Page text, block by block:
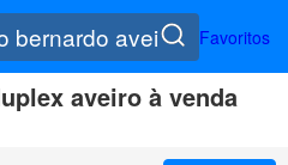
Favoritos
aveiro à venda